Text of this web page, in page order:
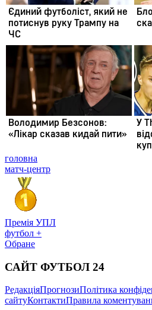
головна
матч-центр
Премія УПЛ
футбол +
Обране
САЙТ ФУТБОЛ 24
РедакціяПрогнозиПолітика
сайтуКонтактиПравила